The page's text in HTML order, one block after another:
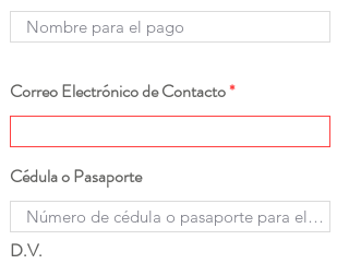
Correo Electrónico de Contacto
Cédula o Pasaporte
D.V.